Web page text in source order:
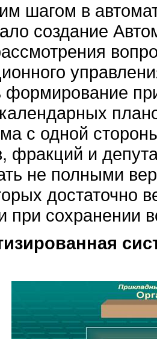
шагом в
создание
формирование
с одной
фракций и
не полными
достаточно
при сохранении